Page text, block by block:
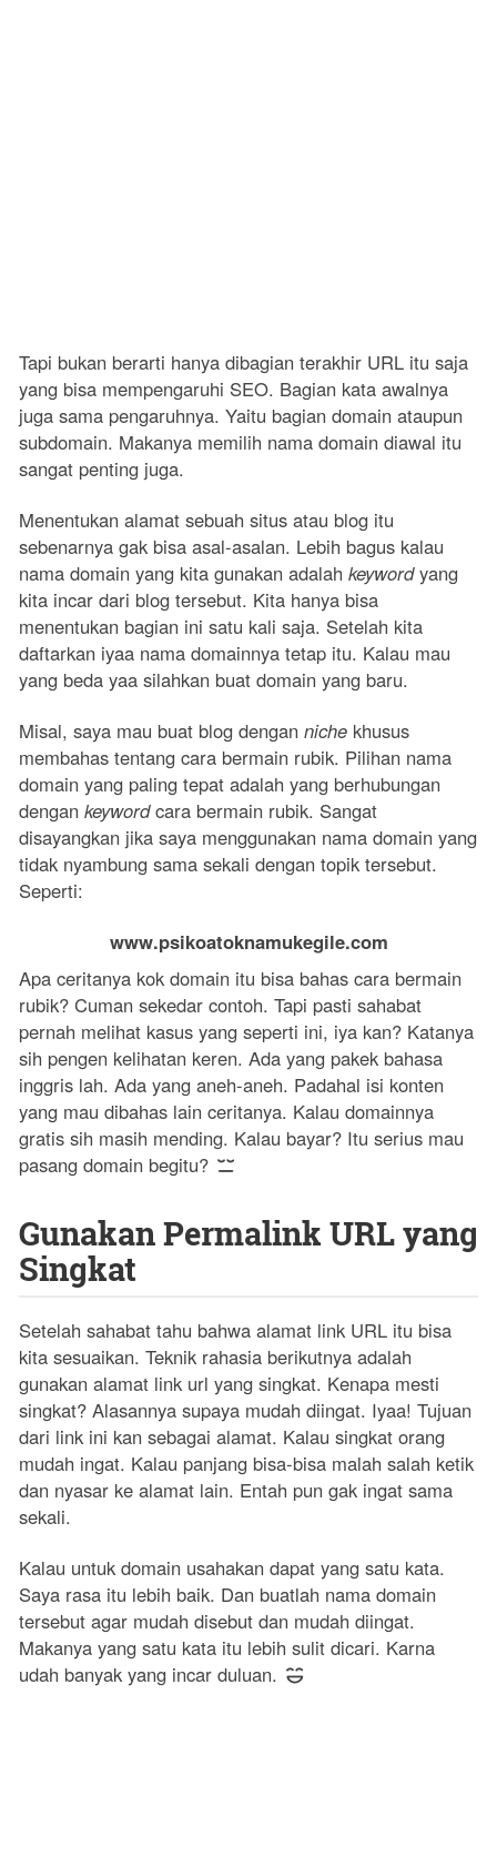
Tapi bukan berarti hanya dibagian terakhir URL itu saja
yang bisa mempengaruhi SEO. Bagian kata awalnya
juga sama pengaruhnya. Yaitu bagian domain ataupun
subdomain. Makanya memilih nama domain diawal itu
sangat penting juga.
Menentukan alamat sebuah situs atau blog itu
sebenarnya gak bisa asal-asalan. Lebih bagus kalau
nama domain yang kita gunakan adalah keywordyang
kita incar dari blog tersebut. Kita hanya bisa
menentukan bagian ini satu kali saja. Setelah kita
daftarkan iyaa nama domainnya tetap itu. Kalau mau
yang beda yaa silahkan buat domain yang baru.
Misal, saya mau buat blog dengan niche khusus
membahas tentang cara bermain rubik. Pilihan nama
domain yang paling tepat adalah yang berhubungan
dengan keywordcara bermain rubik. Sangat
disayangkan jika saya menggunakan nama domain yang
tidak nyambung sama sekali dengan topik tersebut.
Seperti:
www.psikoatoknamukegile.com
Apa ceritanya kok domain itu bisa bahas cara bermain
rubik? Cuman sekedar contoh. Tapi pasti sahabat
pernah melihat kasus yang seperti ini, iya kan? Katanya
sih pengen kelihatan keren. Ada yang pakek bahasa
inggris lah. Ada yang aneh-aneh. Padahal isi konten
yang mau dibahas lain ceritanya. Kalau domainnya
gratis sih masih mending. Kalau bayar? Itu serius mau
pasang domain begitu?
Gunakan Permalink URL yang
Singkat
Setelah sahabat tahu bahwa alamat link URL itu bisa
kita sesuaikan. Teknik rahasia berikutnya adalah
gunakan alamat link url yang singkat. Kenapa mesti
singkat? Alasannya supaya mudah diingat. Iyaa! Tujuan
dari link ini kan sebagai alamat. Kalau singkat orang
mudah ingat. Kalau panjang bisa-bisa malah salah ketik
dan nyasar ke alamat lain. Entah pun gak ingat sama
sekali.
Kalau untuk domain usahakan dapat yang satu kata.
Saya rasa itu lebih baik. Dan buatlah nama domain
tersebut agar mudah disebut dan mudah diingat.
Makanya yang satu kata itu lebih sulit dicari. Karna
udah banyak yang incar duluan.